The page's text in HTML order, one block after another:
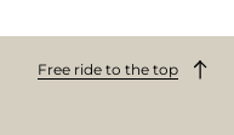
sovesofa gir deg plass til
vennene dine til en
Free ride to the top